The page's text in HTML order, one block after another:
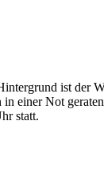
ist
einer Not
statt.